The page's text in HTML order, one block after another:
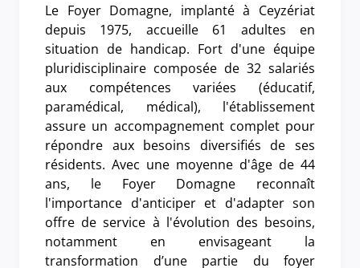
Le Foyer Domagne, implanté à Ceyzériat
depuis 1975, accueille 61 adultes en
situation de handicap. Fort d'une équipe
pluridisciplinaire composée de 32 salariés
aux compétences variées (éducatif,
paramédical, médical), l'établissement
assure un accompagnement complet pour
répondre aux besoins diversifiés de ses
résidents. Avec une moyenne d'âge de 44
ans, le Foyer Domagne reconnaît
l'importance d'anticiper et d'adapter son
offre de service à l'évolution des besoins,
notamment en envisageant la
transformation d’une partie du foyer